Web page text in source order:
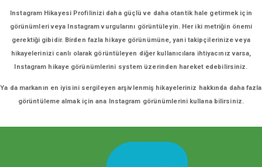
Instagram Hikayesi Profilinizi daha güçlü ve daha otantik hale getirmek için
görünümleri veya Instagram vurgularını görüntüleyin. Her iki metriğin önemi
gerektiği gibidir. Birden fazla hikaye görünümüne, yani takipçilerinize veya
hikayelerinizi canlı olarak görüntüleyen diğer kullanıcılara ihtiyacınız varsa,
Instagram hikaye görünümlerini system üzerinden hareket edebilirsiniz.
Ya da markanın en iyisini sergileyen arşivlenmiş hikayeleriniz hakkında daha fazla
görüntüleme almak için ana Instagram görünümlerini kullana bilirsiniz.